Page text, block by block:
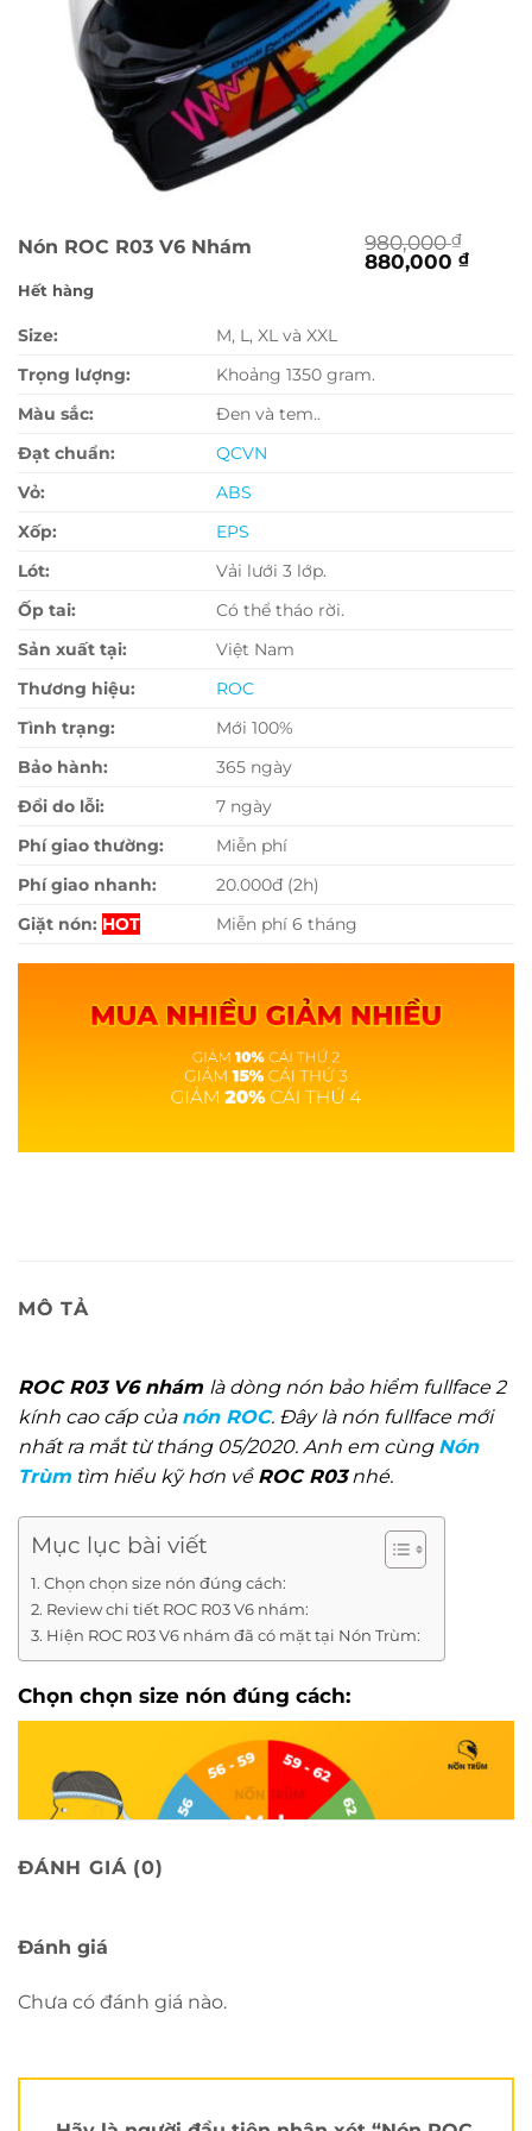
Nón ROC R03 V6 Nhám 980,000₫
Giá
880,000₫Giá
Hết hàng
Size:
M, L, XL và XXL
Trọng lượng:
Khoảng 1350 gram.
Màu sắc:
Đen và tem..
Đạt chuẩn:
QCVN
Vỏ:
ABS
Xốp:
EPS
Lót:
Vải lưới 3 lớp.
Ốp tai:
Có thể tháo rời.
Sản xuất tại:
Việt Nam
Thương hiệu:
ROC
Tình trạng:
Mới 100%
Bảo hành:
365 ngày
Đổi do lỗi:
7 ngày
Phí giao thường:
Miễn phí
Phí giao nhanh:
20.000đ (2h)
Giặt nón: HOT Miễn phí 6 tháng
MÔ TẢ
ROC R03 V6 nhám là dòng nón bảo hiểm fullface 2
kính cao cấp của nón ROC. Đây là nón fullface mới
nhất ra mắt từ tháng 05/2020. Anh em cùng Nón
Trùm tìm hiểu kỹ hơn về ROC R03nhé.
Mục lục bài viết
Chọn chọn size nón đúng cách:
Review chi tiết ROC R03 V6 nhám:
Hiện ROC R03 V6 nhám đã có mặt tại Nón Trùm:
Chọn chọn size nón đúng cách:
Xem nhiều hơn tại kênh
Điểm thu hút đầu tiên đó là form nón của
Kiểu nón không quá nhọn theo phong cách sport
ĐÁNH GIÁ (0)
Đánh giá
Chưa có đánh giá nào.